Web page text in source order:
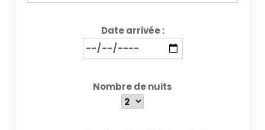
Date arrivée :
Nombre de nuits